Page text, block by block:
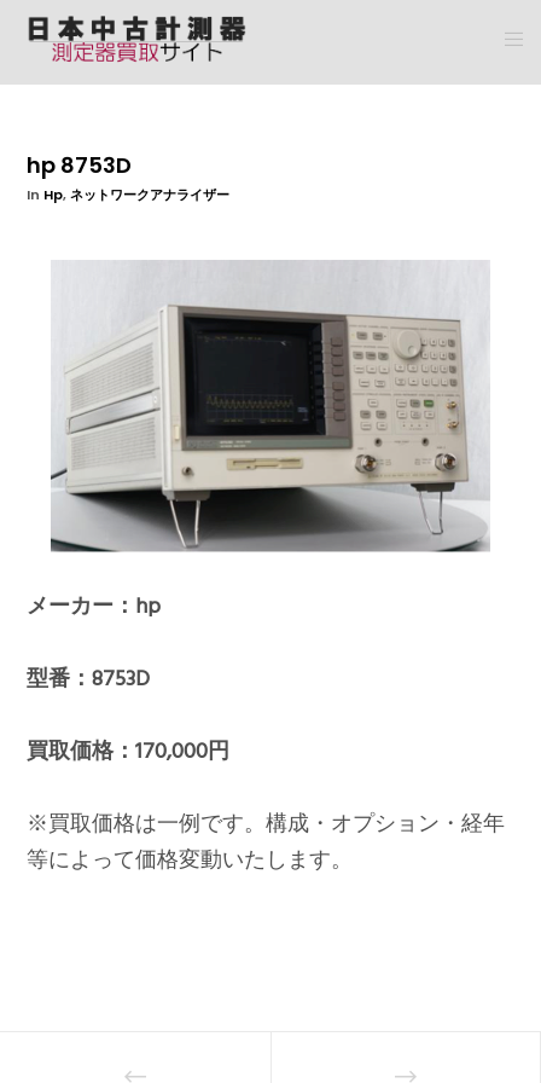
hp 8753D
In Hp,ネットワークアナライザー
メーカー：hp
型番：8753D
買取価格：170,000円
※買取価格は一例です。構成・オプション・経年
等によって価格変動いたします。